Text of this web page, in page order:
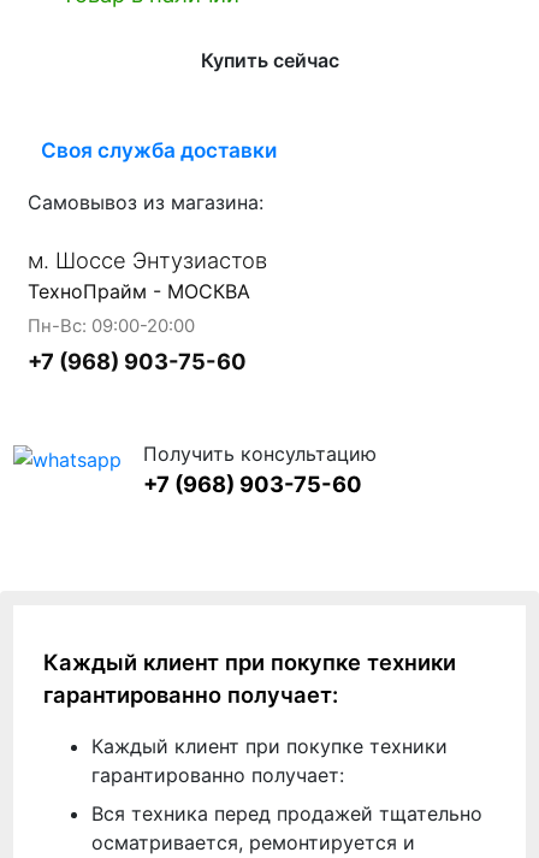
Купить сейчас
Своя служба доставки
Самовывоз из магазина:
м. Шоссе Энтузиастов
ТехноПрайм - МОСКВА
Пн-Вс: 09:00-20:00
+7 (968) 903-75-60
Получить консультацию
+7 (968) 903-75-60
Каждый клиент при покупке техники
гарантированно получает:
Каждый клиент при покупке техники
гарантированно получает:
Вся техника перед продажей тщательно
осматривается, ремонтируется и